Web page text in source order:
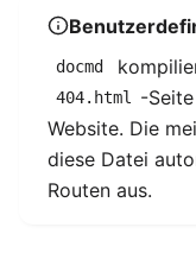
docmd
404.html -
Website. Die
diese Datei
Routen aus.